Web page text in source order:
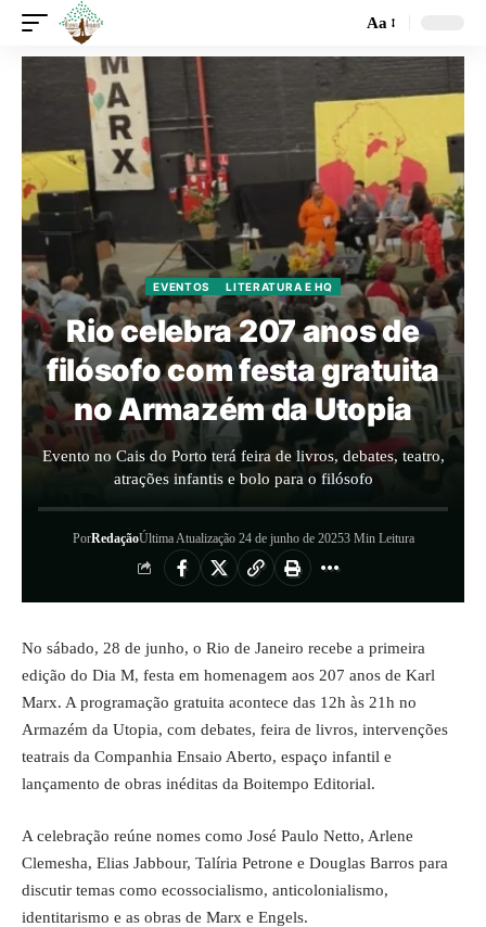
Aa
EVENTOS LITERATURA E HQ
Rio celebra 207 anos de
filósofo com festa gratuita
no Armazém da Utopia
Evento no Cais do Porto terá feira de livros, debates, teatro,
atrações infantis e bolo para o filósofo
PorRedaçãoÚltima Atualização 24 de junho de 20253 Min Leitura
No sábado, 28 de junho, o Rio de Janeiro recebe a primeira
edição do Dia M, festa em homenagem aos 207 anos de Karl
Marx. A programação gratuita acontece das 12h às 21h no
Armazém da Utopia, com debates, feira de livros, intervenções
teatrais da Companhia Ensaio Aberto, espaço infantil e
lançamento de obras inéditas da Boitempo Editorial.
A celebração reúne nomes como José Paulo Netto, Arlene
Clemesha, Elias Jabbour, Talíria Petrone e Douglas Barros para
discutir temas como ecossocialismo, anticolonialismo,
identitarismo e as obras de Marx e Engels.